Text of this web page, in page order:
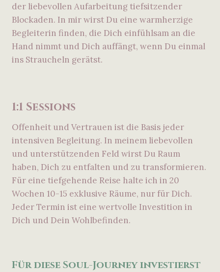
der liebevollen Aufarbeitung tiefsitzender
Blockaden. In mir wirst Du eine warmherzige
Begleiterin finden, die Dich einfühlsam an die
Hand nimmt und Dich auffängt, wenn Du einmal
ins Straucheln gerätst.
1:1 Sessions
Offenheit und Vertrauen ist die Basis jeder
intensiven Begleitung. In meinem liebevollen
und unterstützenden Feld wirst Du Raum
haben, Dich zu entfalten und zu transformieren.
Für eine tiefgehende Reise halte ich in 20
Wochen 10-15 exklusive Räume, nur für Dich.
Jeder Termin ist eine wertvolle Investition in
Dich und Dein Wohlbefinden.
Für diese Soul-Journey investierst